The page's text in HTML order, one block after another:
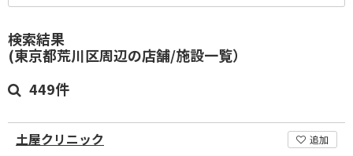
検索結果
(東京都荒川区周辺の店舗/施設一覧）
449件
土屋クリニック 追加